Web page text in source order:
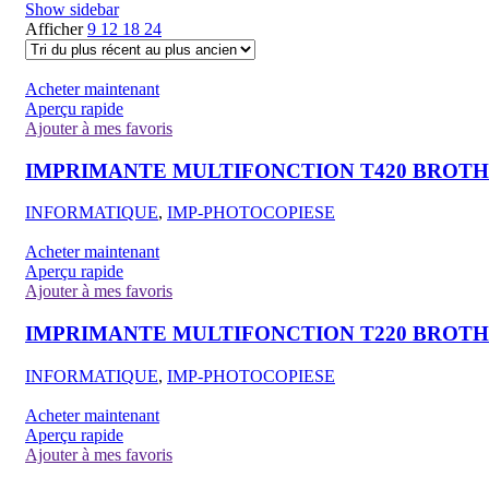
Show sidebar
Afficher9 12 18 24
Acheter maintenant
Aperçu rapide
Ajouter à mes favoris
IMPRIMANTE MULTIFONCTION T420
INFORMATIQUE, IMP-PHOTOCOPIESE
Acheter maintenant
Aperçu rapide
Ajouter à mes favoris
IMPRIMANTE MULTIFONCTION T220
INFORMATIQUE, IMP-PHOTOCOPIESE
Acheter maintenant
Aperçu rapide
Ajouter à mes favoris